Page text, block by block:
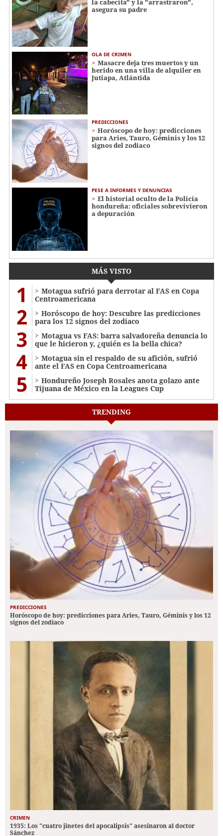
la cabecita" y la "arrastraron",
asegura su padre
OLA DE CRIMEN
Masacre deja tres muertos y un
herido en una villa de alquiler en
Jutiapa, Atlántida
PREDICCIONES
Horóscopo de hoy: predicciones
para Aries, Tauro, Géminis y los 12
signos del zodiaco
PESE A INFORMES Y DENUNCIAS
El historial oculto de la Policía
hondureña: oficiales sobrevivieron
a depuración
MÁS VISTO
1
Motagua sufrió para derrotar al FAS en Copa
Centroamericana
2
Horóscopo de hoy: Descubre las predicciones
para los 12 signos del zodiaco
3
Motagua vs FAS: barra salvadoreña denuncia lo
que le hicieron y, ¿quién es la bella chica?
4
Motagua sin el respaldo de su afición, sufrió
ante el FAS en Copa Centroamericana
5
Hondureño Joseph Rosales anota golazo ante
Tijuana de México en la Leagues Cup
TRENDING
PREDICCIONES
Horóscopo de hoy: predicciones para Aries, Tauro, Géminis y los 12
signos del zodiaco
CRIMEN
1935: Los "cuatro jinetes del apocalipsis" asesinaron al doctor
Sánchez